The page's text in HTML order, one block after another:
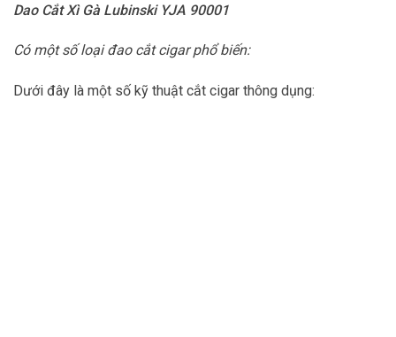
Dao Cắt Xì Gà Lubinski YJA 90001
Có một số loại đao cắt cigar phổ biến:
Dưới đây là một số kỹ thuật cắt cigar thông dụng: